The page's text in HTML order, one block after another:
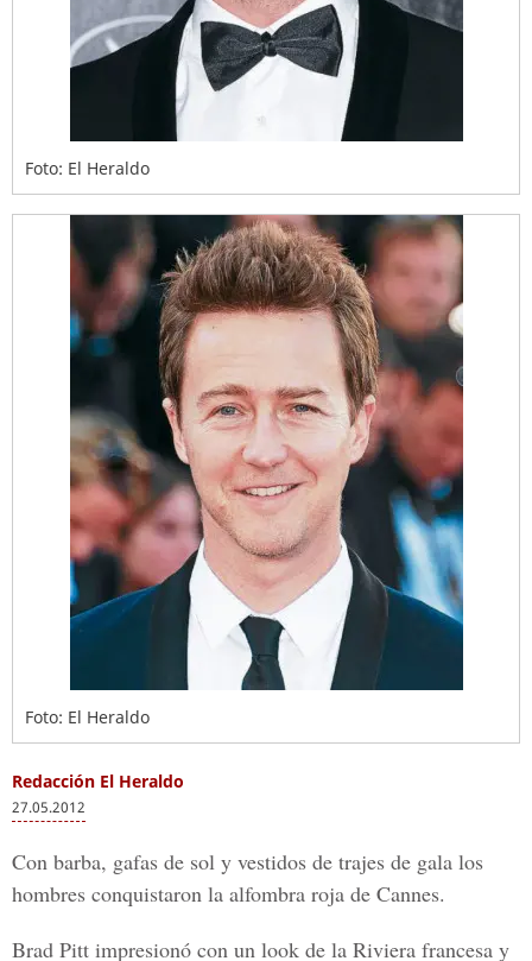
Foto: El Heraldo
Foto: El Heraldo
Redacción El Heraldo
27.05.2012
Con barba, gafas de sol y vestidos de trajes de gala los
hombres conquistaron la alfombra roja de Cannes.
Brad Pitt impresionó con un look de la Riviera francesa y